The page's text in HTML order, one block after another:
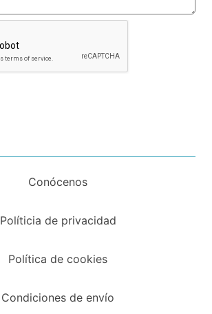
Conócenos
Políticia de privacidad
Política de cookies
Condiciones de envío